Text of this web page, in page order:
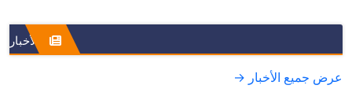
الأخبار
عرض جميع الأخبار →